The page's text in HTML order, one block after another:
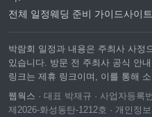
전체 일정웨딩 준비 가이드사이
박람회 일정과 내용은 주최사 사정
있습니다. 방문 전 주최사 공식 안
링크는 제휴 링크이며, 이를 통해
웹웍스 · 대표 박재규 · 사업자등록
제2026-화성동탄-1212호 · 개인정